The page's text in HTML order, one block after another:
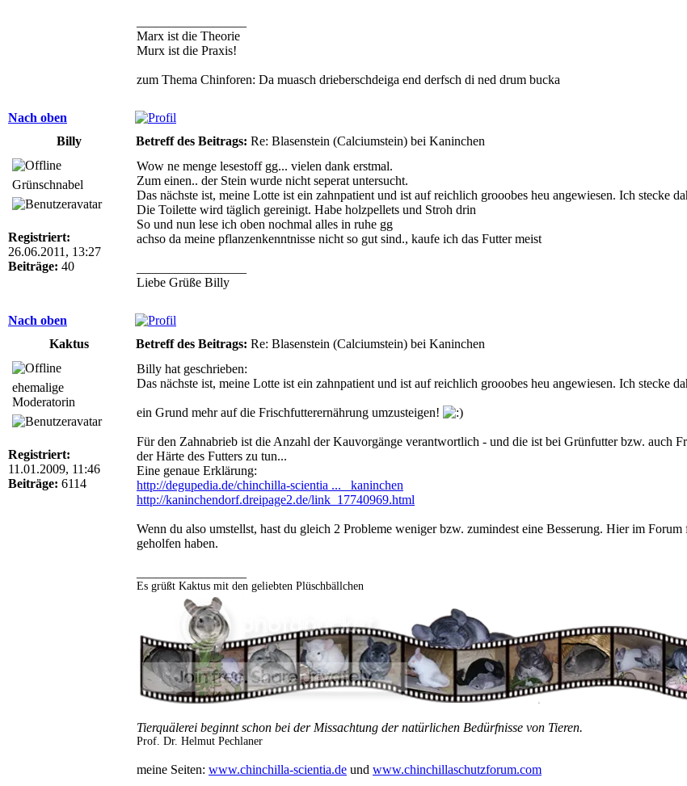
Marx ist die Theorie
Murx ist die Praxis!
zum Thema Chinforen: Da muasch drieberschdeiga end derfsch di ned drum bucka
Nach oben
Billy
Betreff des Beitrags: Re: Blasenstein (Calciumstein) bei Kaninchen
Grünschnabel
Registriert:
26.06.2011, 13:27
Beiträge: 40
Wow ne menge lesestoff gg... vielen dank erstmal.
Zum einen.. der Stein wurde nicht seperat untersucht.
Das nächste ist, meine Lotte ist ein zahnpatient und ist auf reichlich grooobes heu angewiesen. Ich stecke
Die Toilette wird täglich gereinigt. Habe holzpellets und Stroh drin
So und nun lese ich oben nochmal alles in ruhe gg
achso da meine pflanzenkenntnisse nicht so gut sind., kaufe ich das Futter meist
Liebe Grüße Billy
Nach oben
Kaktus
Betreff des Beitrags: Re: Blasenstein (Calciumstein) bei Kaninchen
ehemalige
Moderatorin
Registriert:
11.01.2009, 11:46
Beiträge: 6114
Billy hat geschrieben:
Das nächste ist, meine Lotte ist ein zahnpatient und ist auf reichlich grooobes heu angewiesen. Ich stecke
ein Grund mehr auf die Frischfutterernährung umzusteigen!
Für den Zahnabrieb ist die Anzahl der Kauvorgänge verantwortlich - und die ist bei Grünfutter bzw. auch
der Härte des Futters zu tun...
Eine genaue Erklärung:
http://degupedia.de/chinchilla-scientia ... _kaninchen
http://kaninchendorf.dreipage2.de/link_17740969.html
Wenn du also umstellst, hast du gleich 2 Probleme weniger bzw. zumindest eine Besserung. Hier im
geholfen haben.
Es grüßt Kaktus mit den geliebten Plüschbällchen
Tierquälerei beginnt schon bei der Missachtung der natürlichen Bedürfnisse von Tieren.
Prof. Dr. Helmut Pechlaner
meine Seiten: www.chinchilla-scientia.de und www.chinchillaschutzforum.com